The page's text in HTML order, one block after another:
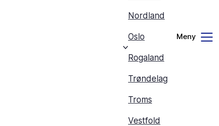
Nordland
Oslo
Rogaland
Trøndelag
Troms
Vestfold